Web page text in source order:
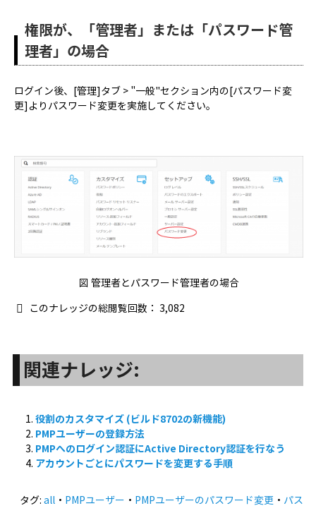
権限が、「管理者」または「パスワード管
理者」の場合
ログイン後、[管理]タブ > "一般"セクション内の[パスワード変
更]よりパスワード変更を実施してください。
図 管理者とパスワード管理者の場合
このナレッジの総閲覧回数： 3,082
関連ナレッジ:
役割のカスタマイズ (ビルド8702の新機能)
PMPユーザーの登録方法
PMPへのログイン認証にActive Directory認証を行なう
アカウントごとにパスワードを変更する手順
タグ:all ・ PMPユーザー ・ PMPユーザーのパスワード変更 ・ パス